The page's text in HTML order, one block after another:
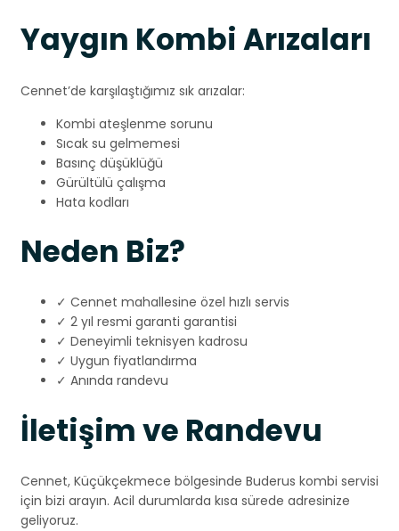
Yaygın Kombi Arızaları
Cennet’de karşılaştığımız sık arızalar:
Kombi ateşlenme sorunu
Sıcak su gelmemesi
Basınç düşüklüğü
Gürültülü çalışma
Hata kodları
Neden Biz?
✓ Cennet mahallesine özel hızlı servis
✓ 2 yıl resmi garanti garantisi
✓ Deneyimli teknisyen kadrosu
✓ Uygun fiyatlandırma
✓ Anında randevu
İletişim ve Randevu
Cennet, Küçükçekmece bölgesinde Buderus kombi servisi
için bizi arayın. Acil durumlarda kısa sürede adresinize
geliyoruz.